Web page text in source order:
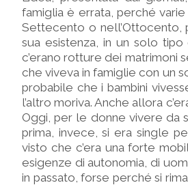
famiglia è errata, perché
Settecento o nell’Ottocento,
sua esistenza, in un solo tipo
c’erano rotture dei matrimoni
che viveva in famiglie con un
probabile che i bambini
l’altro moriva. Anche allora
Oggi, per le donne vivere da
prima, invece, si era single
visto che c’era una forte
esigenze di autonomia, di
in passato, forse perché si